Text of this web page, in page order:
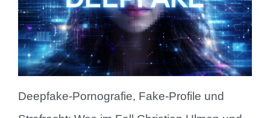
Deepfake-Pornografie, Fake-Profile und